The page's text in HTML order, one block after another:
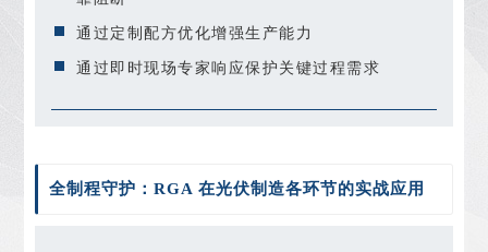
通过定制配方优化增强生产能力
通过即时现场专家响应保护关键过程需求
全制程守护：RGA 在光伏制造各环节的实战应用